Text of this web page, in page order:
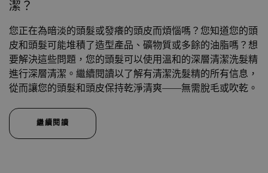
潔？
您正在為暗淡的頭髮或發癢的頭皮而煩惱嗎？您知道您的頭
皮和頭髮可能堆積了造型產品、礦物質或多餘的油脂嗎？想
要解決這些問題，您的頭髮可以使用溫和的深層清潔洗髮精
進行深層清潔。繼續閱讀以了解有清潔洗髮精的所有信息，
從而讓您的頭髮和頭皮保持乾淨清爽——無需脫毛或吹乾。
繼續閱讀